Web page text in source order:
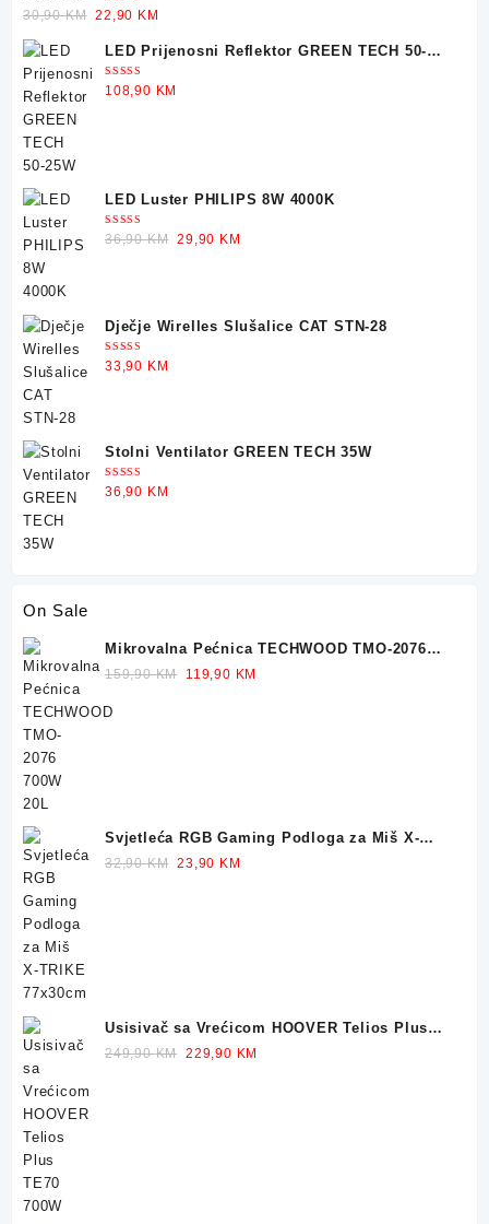
Ocjenjeno
5.00
od 5
30,90KM Original
was:
30,90 KM.
22,90 KM
is:
22,90 KM.
LED Prijenosni Reflektor GREEN TECH 50-
25W
Ocjenjeno
5.00od 5
108,90 KM
LED Luster PHILIPS 8W 4000K
Ocjenjeno
5.00 od 5
36,90KM Original
29,90 KM
Dječje Wirelles Slušalice CAT STN-28
Ocjenjeno
5.00od 5
33,90 KM
Stolni Ventilator GREEN TECH 35W
Ocjenjeno
5.00 od 5
36,90 KM
On Sale
Mikrovalna Pećnica TECHWOOD TMO-2076
700W 20L
159,90KM
Original
119,90 KM
Svjetleća RGB Gaming Podloga za Miš X-
TRIKE 77x30cm
32,90KM Original
23,90 KM
Usisivač sa Vrećicom HOOVER Telios Plus
TE70 700W
249,90KM Original
229,90 KM